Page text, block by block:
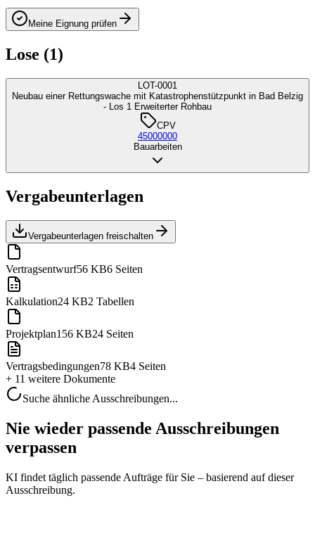
Meine Eignung prüfen
Lose (1)
LOT-0001
Neubau einer Rettungswache mit Katastrophenstützpunkt in Bad Belzig
- Los 1 Erweiterter Rohbau
CPV
45000000
Bauarbeiten
Vergabeunterlagen
Vergabeunterlagen freischalten
Vertragsentwurf56 KB6 Seiten
Kalkulation24 KB2 Tabellen
Projektplan156 KB24 Seiten
Vertragsbedingungen78 KB4 Seiten
+ 11 weitere Dokumente
Suche ähnliche Ausschreibungen...
Nie wieder passende Ausschreibungen
verpassen
KI findet täglich passende Aufträge für Sie – basierend auf dieser
Ausschreibung.